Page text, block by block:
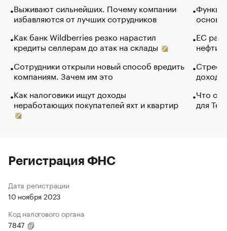
Выживают сильнейших. Почему компании
избавляются от лучших сотрудников
Как банк Wildberries резко нарастил
кредиты селлерам до атак на склады
Сотрудники открыли новый способ вредить
компаниям. Зачем им это
Как налоговики ищут доходы
неработающих покупателей яхт и квартир
основ
ЕС
нефти
Что
для
Регистрация ФНС
Дата регистрации
10 ноября 2023
Код налогового органа
7847